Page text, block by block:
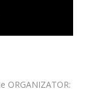
ORGANIZATOR: